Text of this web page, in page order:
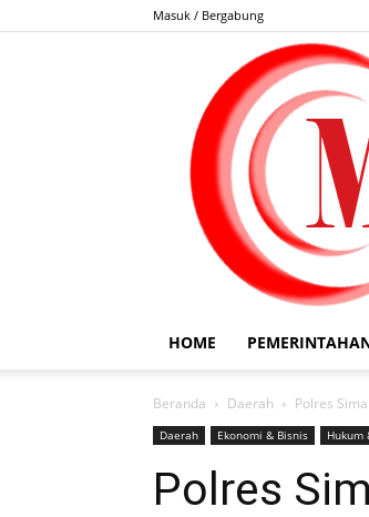
Masuk / Bergabung
HOME
Beranda Daerah Polres
Daerah Ekonomi & Bisnis Hukum
Polres